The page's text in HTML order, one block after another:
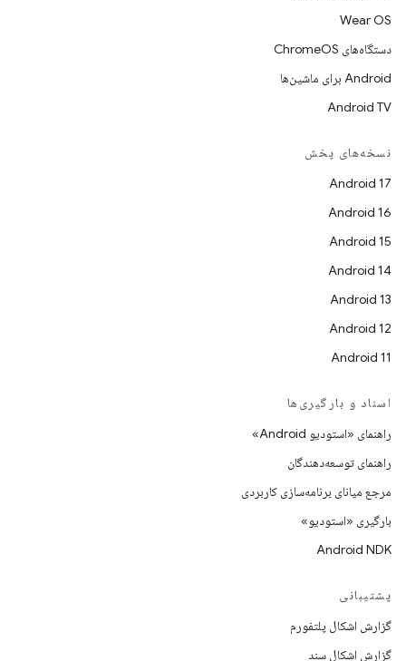
Wear OS
دستگاه‌های ChromeOS
Android برای ماشین‌ها
Android TV
نسخه‌های پخش
Android 17
Android 16
Android 15
Android 14
Android 13
Android 12
Android 11
اسناد و بارگیری‌ها
راهنمای «استودیو Android»
راهنمای توسعه‌دهندگان
مرجع میانای برنامه‌سازی کاربردی
بارگیری «استودیو»
Android NDK
پشتیبانی
گزارش اشکال پلتفورم
گزارش اشکال سند